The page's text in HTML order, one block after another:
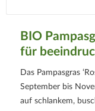
BIO
für
Das Pampasgras
September bis
auf schlankem,